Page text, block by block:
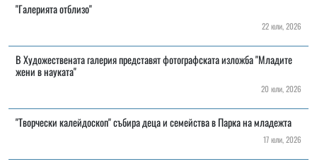
"Галерията отблизо"
22 юли, 2026
В Художествената галерия представят фотографската изложба "Младите
жени в науката"
20 юли, 2026
"Творчески калейдоскоп" събира деца и семейства в Парка на младежта
17 юли, 2026